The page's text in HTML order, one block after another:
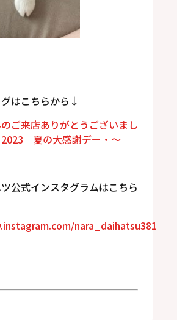
はこちらから↓
ご来店ありがとうございまし
夏の大感謝デー・～
公式インスタグラムはこちら
nara_daihatsu381